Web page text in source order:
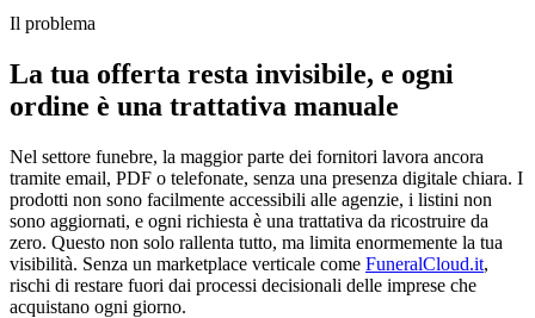
Il problema
La tua offerta resta invisibile, e ogni
ordine è una trattativa manuale
Nel settore funebre, la maggior parte dei fornitori lavora ancora
tramite email, PDF o telefonate, senza una presenza digitale chiara. I
prodotti non sono facilmente accessibili alle agenzie, i listini non
sono aggiornati, e ogni richiesta è una trattativa da ricostruire da
zero. Questo non solo rallenta tutto, ma limita enormemente la tua
visibilità. Senza un marketplace verticale come FuneralCloud.it,
rischi di restare fuori dai processi decisionali delle imprese che
acquistano ogni giorno.